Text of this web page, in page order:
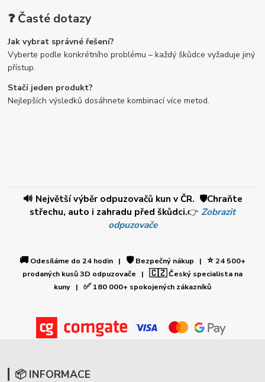
❓ Časté dotazy
Jak vybrat správné řešení?
Vyberte podle konkrétního problému – každý škůdce vyžaduje jiný
přístup.
Stačí jeden produkt?
Nejlepších výsledků dosáhnete kombinací více metod.
🔊 Největší výběr odpuzovačů kun v ČR. 🛡️Chraňte
střechu, auto i zahradu před škůdci.👉 Zobrazit
odpuzovače
🚚 Odesíláme do 24 hodin | 🛡️Bezpečný nákup | ⭐24 500+
prodaných kusů 3D odpuzovače | 🇨🇿Český specialista na
kuny | ✅ 180 000+ spokojených zákazníků
📦 INFORMACE